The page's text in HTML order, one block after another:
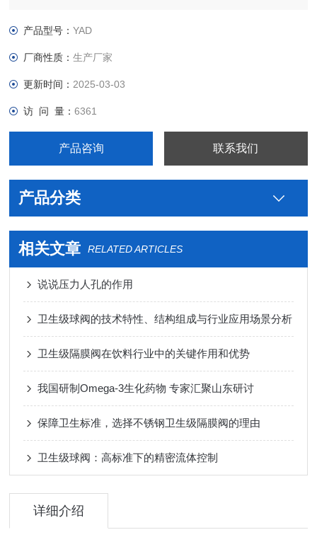
产品型号：YAD
厂商性质：生产厂家
更新时间： 2025-03-03
访 问 量：6361
产品咨询 联系我们
产品分类
相关文章 RELATED ARTICLES
说说压力人孔的作用
卫生级球阀的技术特性、结构组成与行业应用场景分析
卫生级隔膜阀在饮料行业中的关键作用和优势
我国研制Omega-3生化药物 专家汇聚山东研讨
保障卫生标准，选择不锈钢卫生级隔膜阀的理由
卫生级球阀：高标准下的精密流体控制
详细介绍